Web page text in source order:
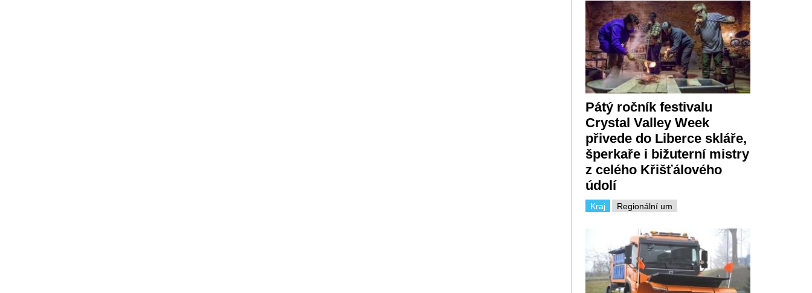
Pátý ročník festivalu
Crystal Valley Week
přivede do Liberce skláře,
šperkaře i bižuterní mistry
z celého Křišťálového
údolí
Kraj Regionální um